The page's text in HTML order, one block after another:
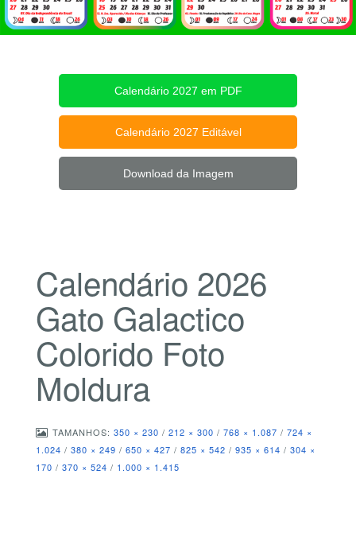
Calendário 2027 em PDF
Calendário 2027 Editável
Download da Imagem
Calendário 2026
Gato Galactico
Colorido Foto
Moldura
TAMANHOS: 350 × 230 / 212 × 300 / 768 × 1.087 / 724 ×
1.024 / 380 × 249 / 650 × 427 / 825 × 542 / 935 × 614 / 304 ×
170 / 370 × 524 / 1.000 × 1.415